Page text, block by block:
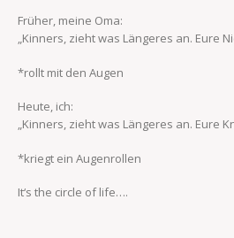
Früher, meine Oma:
„Kinners, zieht was Längeres an. Eure
*rollt mit den Augen
Heute, ich:
„Kinners, zieht was Längeres an. Eure
*kriegt ein Augenrollen
It‘s the circle of life….